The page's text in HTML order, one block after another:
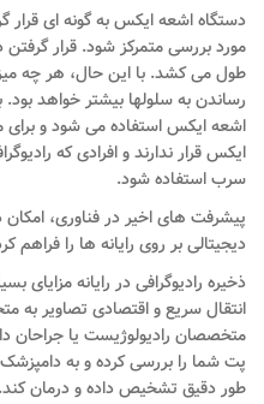
دستگاه اشعه ایکس به گونه ای
مورد بررسی متمرکز شود. قرار
طول می کشد. با این حال، هر چه
رساندن به سلولها بیشتر خواهد
اشعه ایکس استفاده می شود و
ایکس قرار ندارند و افرادی که
سرب استفاده شود.
پیشرفت های اخیر در فناوری،
دیجیتالی بر روی رایانه ها را فراهم
ذخیره رادیوگرافی در رایانه مزایای
انتقال سریع و اقتصادی تصاویر
متخصصان رادیولوژیست یا جراحان
پت شما را بررسی کرده و به
طور دقیق تشخیص داده و درمان کند.